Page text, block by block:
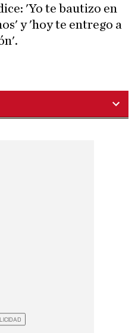
'Yo te bautizo en
y 'hoy te entrego a